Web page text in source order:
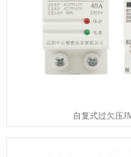
自复式过欠压